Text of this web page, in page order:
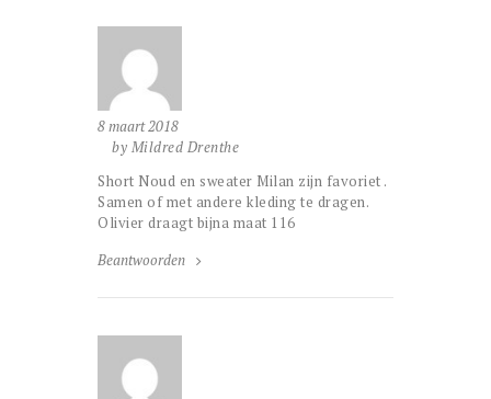
8 maart 2018
by Mildred Drenthe
Short Noud en sweater Milan zijn favoriet .
Samen of met andere kleding te dragen.
Olivier draagt bijna maat 116
Beantwoorden